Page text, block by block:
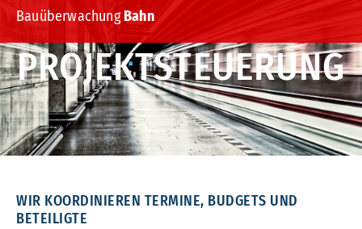
BauüberwachungBahn
PROJEKTSTEUERUNG
WIR KOORDINIEREN TERMINE, BUDGETS UND
BETEILIGTE